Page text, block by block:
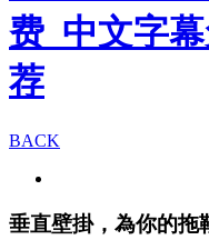
费_中文字
荐
BACK
垂直壁掛，為你的